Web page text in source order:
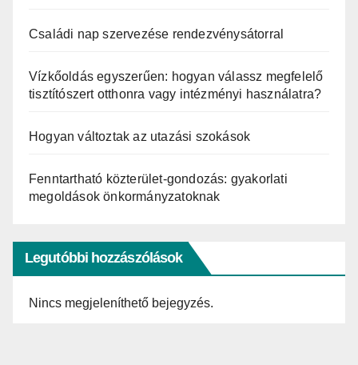
Családi nap szervezése rendezvénysátorral
Vízkőoldás egyszerűen: hogyan válassz megfelelő
tisztítószert otthonra vagy intézményi használatra?
Hogyan változtak az utazási szokások
Fenntartható közterület-gondozás: gyakorlati
megoldások önkormányzatoknak
Legutóbbi hozzászólások
Nincs megjeleníthető bejegyzés.